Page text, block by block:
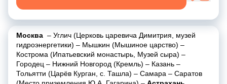
Москва – Углич (Церковь царевича Димитрия, музей
гидроэнергетики) – Мышкин (Мышиное царство) –
Кострома (Ипатьевский монастырь, Музей сыра) –
Городец – Нижний Новгород (Кремль) – Казань –
Тольятти (Царёв Курган, с. Ташла) – Самара – Саратов